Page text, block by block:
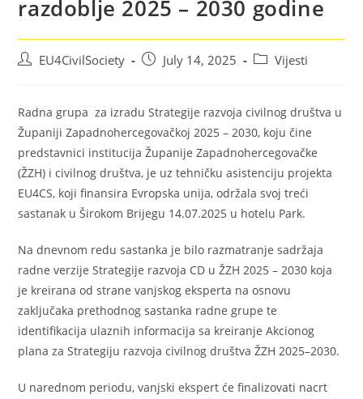
razdoblje 2025 – 2030 godine
EU4CivilSociety July 14, 2025 Vijesti
Radna grupa za izradu Strategije razvoja civilnog društva u
Županiji Zapadnohercegovačkoj 2025 – 2030, koju čine
predstavnici institucija Županije Zapadnohercegovačke
(ŽZH) i civilnog društva, je uz tehničku asistenciju projekta
EU4CS, koji finansira Evropska unija, održala svoj treći
sastanak u Širokom Brijegu 14.07.2025 u hotelu Park.
Na dnevnom redu sastanka je bilo razmatranje sadržaja
radne verzije Strategije razvoja CD u ŽZH 2025 – 2030 koja
je kreirana od strane vanjskog eksperta na osnovu
zaključaka prethodnog sastanka radne grupe te
identifikacija ulaznih informacija sa kreiranje Akcionog
plana za Strategiju razvoja civilnog društva ŽZH 2025–2030.
U narednom periodu, vanjski ekspert će finalizovati nacrt